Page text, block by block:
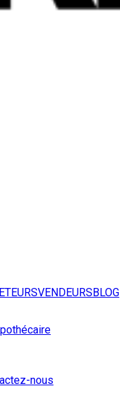
VENDEURSBLOG
nous